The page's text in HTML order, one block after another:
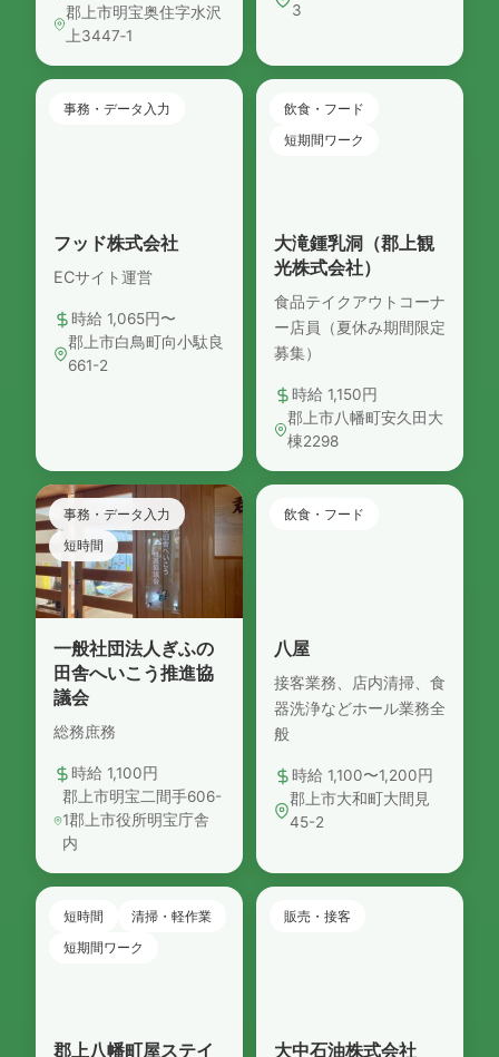
郡上市明宝奥住字水沢
上3447‐1
3
事務・データ入力
フッド株式会社
ECサイト運営
時給 1,065円〜
郡上市白鳥町向小駄良
661-2
飲食・フード
短期間ワーク
大滝鍾乳洞（郡上観
光株式会社）
食品テイクアウトコーナ
ー店員（夏休み期間限定
募集）
時給 1,150円
郡上市八幡町安久田大
棟2298
事務・データ入力
短時間
一般社団法人ぎふの
田舎へいこう推進協
議会
総務庶務
時給 1,100円
郡上市明宝二間手606-
1郡上市役所明宝庁舎
内
飲食・フード
八屋
接客業務、店内清掃、食
器洗浄などホール業務全
般
時給 1,100〜1,200円
郡上市大和町大間見
45-2
短時間
清掃・軽作業
短期間ワーク
郡上八幡町屋ステイ
販売・接客
大中石油株式会社